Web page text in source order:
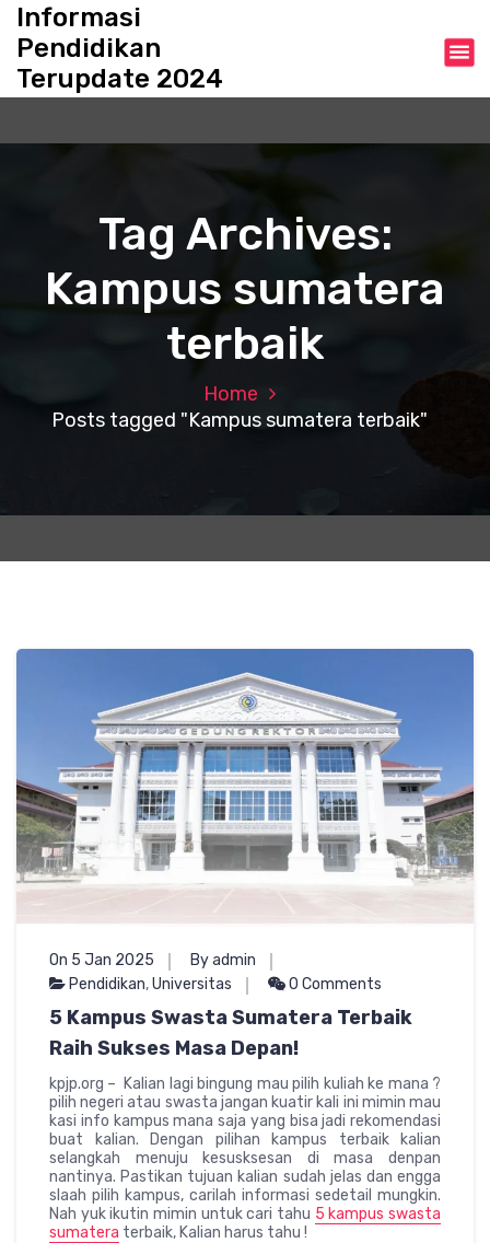
Informasi
Pendidikan
Terupdate 2024
Tag Archives:
Kampus sumatera
terbaik
Home
Posts tagged "Kampus sumatera terbaik"
On 5 Jan 2025
By admin
Pendidikan,Universitas 0 Comments
5 Kampus Swasta Sumatera Terbaik
Raih Sukses Masa Depan!
kpjp.org – Kalian lagi bingung mau pilih kuliah ke mana ?
pilih negeri atau swasta jangan kuatir kali ini mimin mau
kasi info kampus mana saja yang bisa jadi rekomendasi
buat kalian. Dengan pilihan kampus terbaik kalian
selangkah menuju kesusksesan di masa denpan
nantinya. Pastikan tujuan kalian sudah jelas dan engga
slaah pilih kampus, carilah informasi sedetail mungkin.
Nah yuk ikutin mimin untuk cari tahu 5 kampus swasta
sumatera terbaik, Kalian harus tahu !